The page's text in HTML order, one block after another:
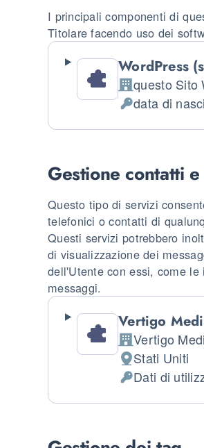
I principali componenti di
Titolare facendo uso dei
WordPress
Azienda:
questo Sito
Dati Personali
data di
Gestione contatti
Questo tipo di servizi
telefonici o contatti di
Questi servizi potrebbero
di visualizzazione dei
dell'Utente con essi, come
messaggi.
Vertigo
Azienda:
Vertigo
Luogo del
Stati Uniti
Dati Personali
Dati di